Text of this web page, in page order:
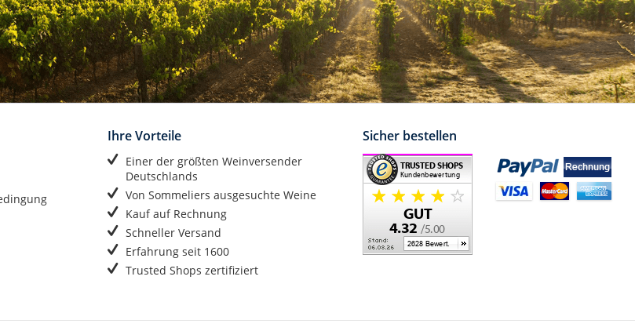
Ihre Vorteile
Einer der größten Weinversender
Deutschlands
Von Sommeliers ausgesuchte Weine
Kauf auf Rechnung
Schneller Versand
Erfahrung seit 1600
Trusted Shops zertifiziert
Sicher bestellen